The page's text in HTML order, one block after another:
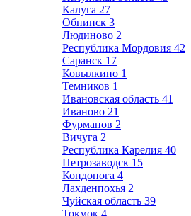
Калуга 27
Обнинск 3
Людиново 2
Республика Мордовия 42
Саранск 17
Ковылкино 1
Темников 1
Ивановская область 41
Иваново 21
Фурманов 2
Вичуга 2
Республика Карелия 40
Петрозаводск 15
Кондопога 4
Лахденпохья 2
Чуйская область 39
Токмок 4